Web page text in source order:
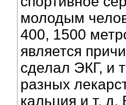
молодым
400, 1500
является
сделал ЭКГ, и
разных
кальция и т.